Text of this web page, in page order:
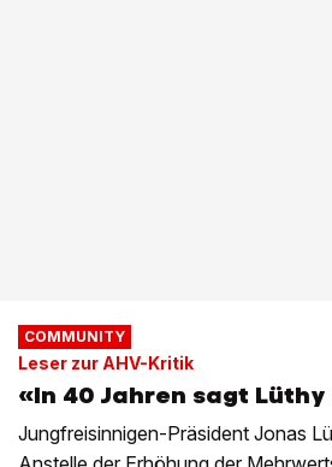
COMMUNITY
Leser zur AHV-Kritik
«In 40 Jahren sagt
Jungfreisinnigen-Präsident Jonas